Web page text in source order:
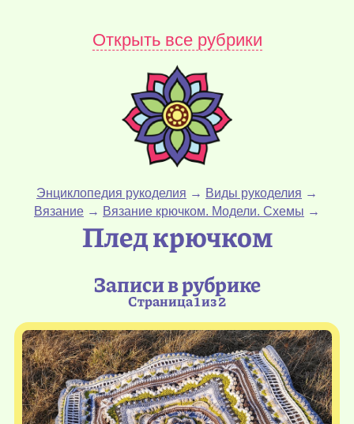
Открыть все рубрики
Энциклопедия рукоделия → Виды рукоделия →
Вязание → Вязание крючком. Модели. Схемы →
Плед крючком
Записи в рубрике
Страница 1 из 2